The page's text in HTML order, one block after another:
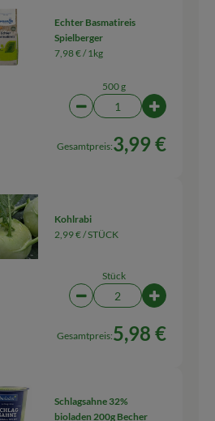
Echter Basmatireis
Spielberger
7,98 € /1kg
500 g
Artikelanzahl
Gesamtpreis:3,99 €
Kohlrabi
2,99 € /STÜCK
Stück
Artikelanzahl
Gesamtpreis:5,98 €
Schlagsahne 32%
bioladen 200g Becher